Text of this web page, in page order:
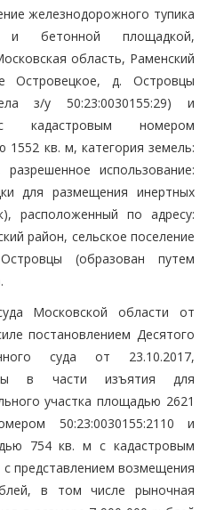
железнодорожного тупика
бетонной площадкой,
область, Раменский
Островецкое, д. Островцы
з/у 50:23:0030155:29) и
кадастровым номером
1552 кв. м, категория земель:
использование:
для размещения инертных
расположенный по адресу:
район, сельское поселение
(образован путем
Московской области от
постановлением Десятого
суда от 23.10.2017,
в части изъятия для
участка площадью 2621
50:23:0030155:2110 и
754 кв. м с кадастровым
представлением возмещения
в том числе рыночная